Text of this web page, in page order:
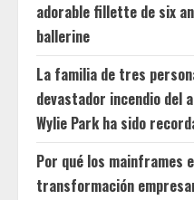
adorable fillette de six
ballerine
La familia de tres
devastador incendio del
Wylie Park ha sido
Por qué los mainframes
transformación